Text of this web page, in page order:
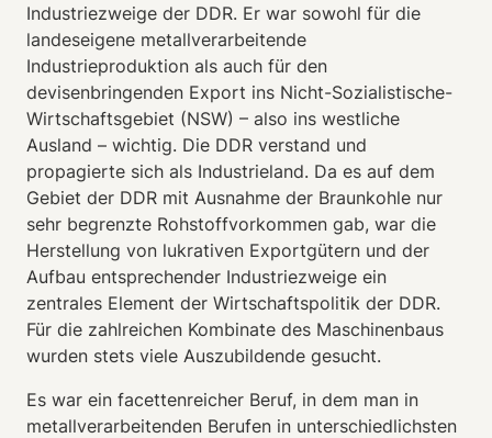
Industriezweige der DDR. Er war sowohl für die
landeseigene metallverarbeitende
Industrieproduktion als auch für den
devisenbringenden Export ins Nicht-Sozialistische-
Wirtschaftsgebiet (NSW) – also ins westliche
Ausland – wichtig. Die DDR verstand und
propagierte sich als Industrieland. Da es auf dem
Gebiet der DDR mit Ausnahme der Braunkohle nur
sehr begrenzte Rohstoffvorkommen gab, war die
Herstellung von lukrativen Exportgütern und der
Aufbau entsprechender Industriezweige ein
zentrales Element der Wirtschaftspolitik der DDR.
Für die zahlreichen Kombinate des Maschinenbaus
wurden stets viele Auszubildende gesucht.
Es war ein facettenreicher Beruf, in dem man in
metallverarbeitenden Berufen in unterschiedlichsten